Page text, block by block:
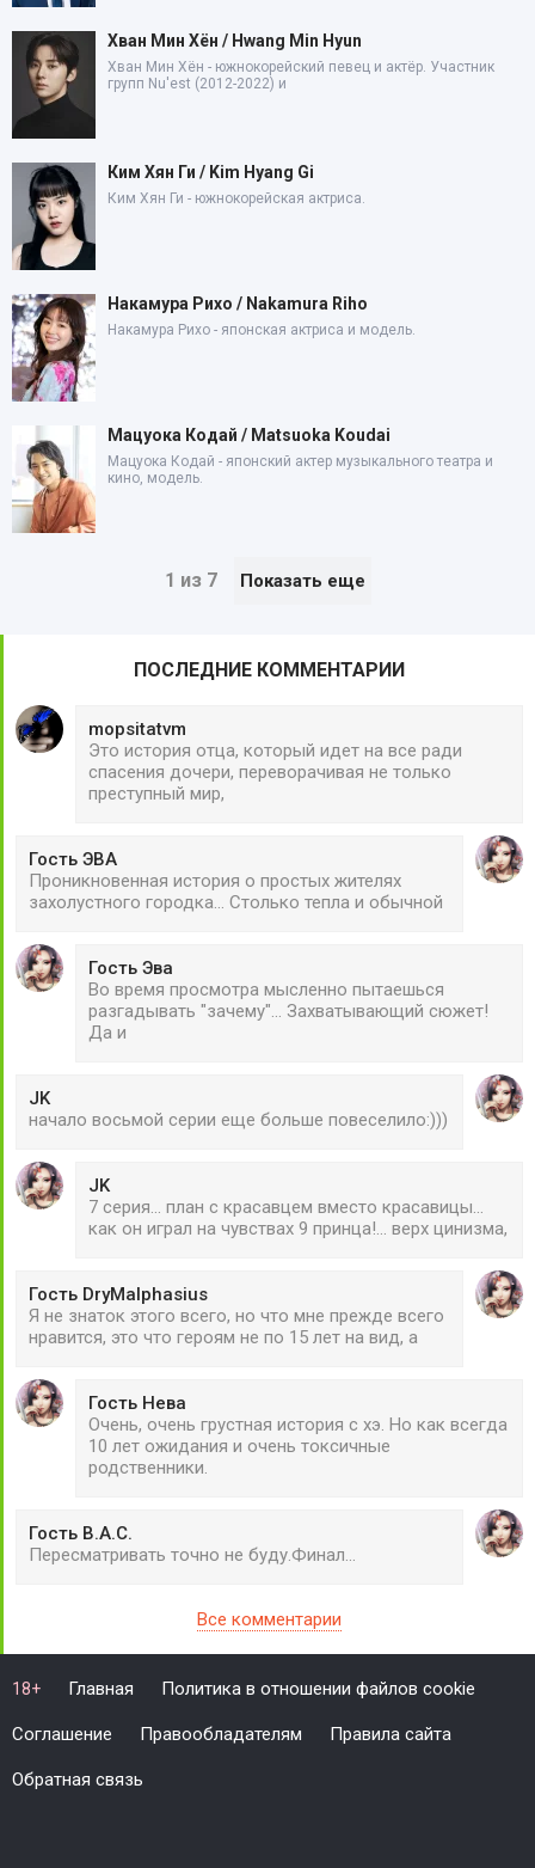
Хван Мин Хён / Hwang Min Hyun
Хван Мин Хён - южнокорейский певец и актёр. Участник
групп Nu'est (2012-2022) и
Ким Хян Ги / Kim Hyang Gi
Ким Хян Ги - южнокорейская актриса.
Накамура Рихо / Nakamura Riho
Накамура Рихо - японская актриса и модель.
Мацуока Кодай / Matsuoka Koudai
Мацуока Кодай - японский актер музыкального театра и
кино, модель.
1 из 7 Показать еще
ПОСЛЕДНИЕ КОММЕНТАРИИ
mopsitatvm
Это история отца, который идет на все ради
спасения дочери, переворачивая не только
преступный мир,
Гость ЭВА
Проникновенная история о простых жителях
захолустного городка... Столько тепла и обычной
Гость Эва
Во время просмотра мысленно пытаешься
разгадывать "зачему"... Захватывающий сюжет!
Да и
JK
начало восьмой серии еще больше повеселило:)))
JK
7 серия... план с красавцем вместо красавицы...
как он играл на чувствах 9 принца!... верх цинизма,
Гость DryMalphasius
Я не знаток этого всего, но что мне прежде всего
нравится, это что героям не по 15 лет на вид, а
Гость Нева
Очень, очень грустная история с хэ. Но как всегда
10 лет ожидания и очень токсичные
родственники.
Гость В.А.С.
Пересматривать точно не буду.Финал...
Все комментарии
18+ Главная Политика в отношении файлов cookie
Соглашение Правообладателям Правила сайта
Обратная связь